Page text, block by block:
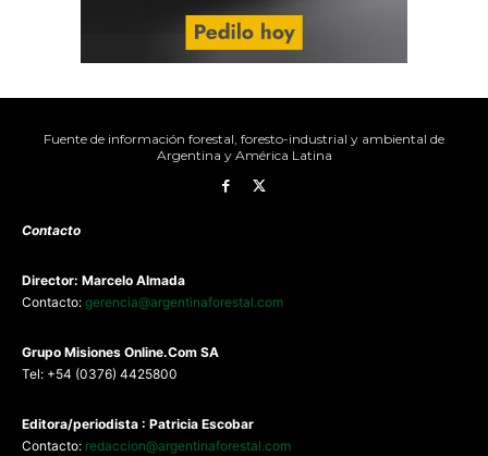
Fuente de información forestal, foresto-industrial y ambiental de
Director: Marcelo Almada
Grupo MisionesOnline.ComSA